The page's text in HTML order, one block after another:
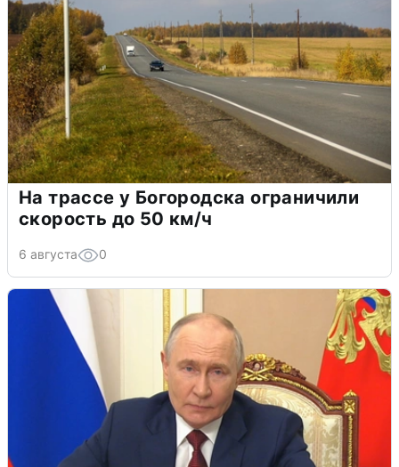
На трассе у Богородска ограничили
скорость до 50 км/ч
6 августа 0